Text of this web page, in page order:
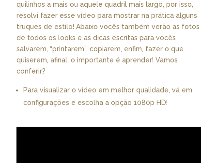
quilinhos a mais ou aquele quadril mais largo, por isso,
resolvi fazer esse vídeo para mostrar na prática alguns
truques de estilo! Abaixo vocês também verão as fotos
de todos os looks e as dicas escritas para vocês
salvarem, “printarem”, copiarem, enfim, fazer o que
quiserem, afinal, o importante é aprender! Vamos
conferir?
Para visualizar o vídeo em melhor qualidade, vá em
configurações e escolha a opção 1080p HD!